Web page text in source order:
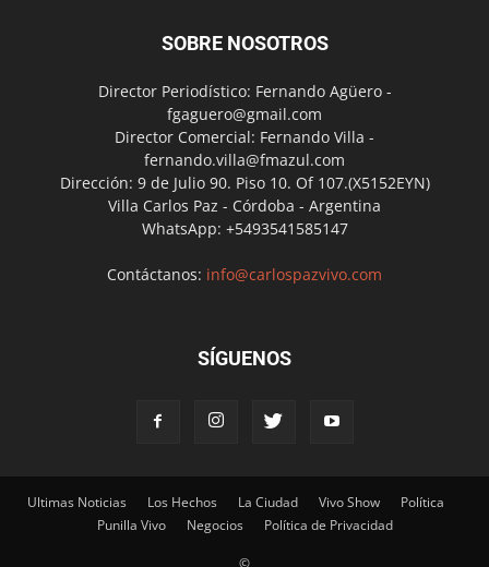
SOBRE NOSOTROS
Director Periodístico: Fernando Agüero -
fgaguero@gmail.com
Director Comercial: Fernando Villa -
fernando.villa@fmazul.com
Dirección: 9 de Julio 90. Piso 10. Of 107.(X5152EYN)
Villa Carlos Paz - Córdoba - Argentina
WhatsApp: +5493541585147
Contáctanos: info@carlospazvivo.com
SÍGUENOS
Ultimas Noticias Los Hechos La Ciudad Vivo Show
Política
Punilla Vivo
Negocios Política de Privacidad